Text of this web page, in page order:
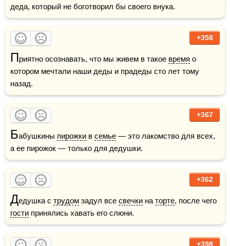
деда, который не боготворил бы своего внука.
+358
Приятно осознавать, что мы живем в такое время о
котором мечтали наши деды и прадеды сто лет тому
назад.
+367
Бабушкины пирожки в семье — это лакомство для всех,
а ее пирожок — только для дедушки.
+362
Дедушка с трудом задул все свечки на торте
гости принялись хавать его слюни.
+398